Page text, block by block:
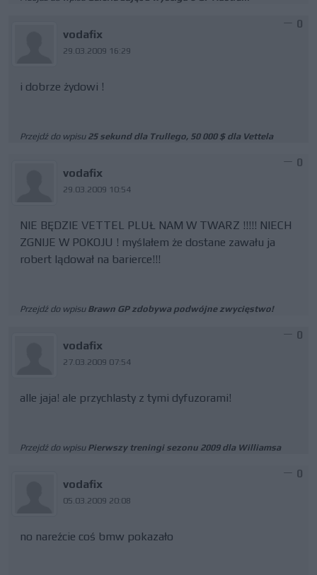
vodafix
29.03.2009 16:29
0
i dobrze żydowi !
Przejdź do wpisu 25 sekund dla Trullego, 50 000 $ dla Vettela
vodafix
29.03.2009 10:54
0
NIE BĘDZIE VETTEL PLUŁ NAM W TWARZ !!!!! NIECH
ZGNIJE W POKOJU ! myślałem że dostane zawału ja
robert lądował na barierce!!!
Przejdź do wpisu Brawn GP zdobywa podwójne zwycięstwo!
vodafix
27.03.2009 07:54
0
alle jaja! ale przychlasty z tymi dyfuzorami!
Przejdź do wpisu Pierwszy treningi sezonu 2009 dla Williamsa
vodafix
05.03.2009 20:08
0
no nareźcie coś bmw pokazało